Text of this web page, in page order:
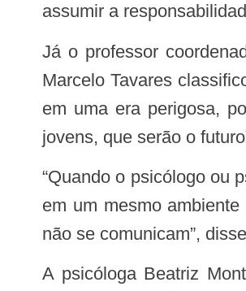
assumir a
Já o professor coordenador do Núcleo de Intervenção em Crise e Prevenção do Suicídio do Instituto de Psicologia da UnB,
Marcelo Tavares
em uma era perigosa,
jovens, que serão o
“Quando o psicólogo ou psiquiatra é acionado, as pessoas já estão em um quadro de sofrimento muito grande. Hoje as famílias,
em um mesmo
não se comunicam”,
A psicóloga Beatriz Montenegro, responsável pela política distrital de prevenção ao suicídio no DF, explica que a forma de